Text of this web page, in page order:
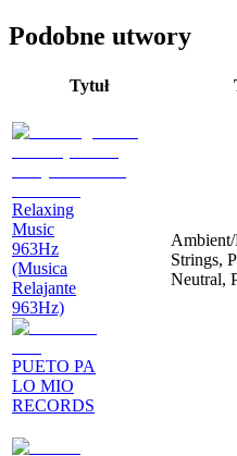
Podobne utwory
Tytuł
Relaxing
Music
963Hz
(Musica
Relajante
963Hz)
PUETO PA
LO MIO
RECORDS
Strings,
Neutral,